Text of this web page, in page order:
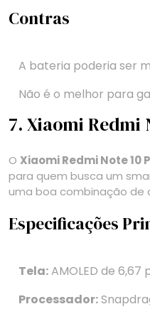
Contras
A bateria poderia ser
Não é o melhor para
7. Xiaomi Redmi
O Xiaomi Redmi Note 10
para quem busca um
uma boa combinação de
Especificações
Tela:AMOLED de 6,67
Processador: